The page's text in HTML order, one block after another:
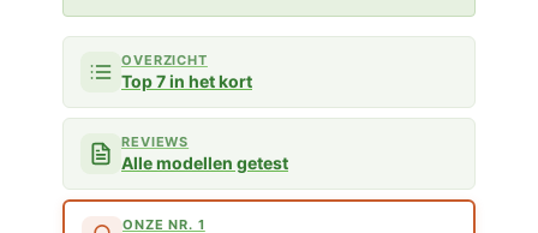
OVERZICHT
Top 7 in het kort
REVIEWS
Alle modellen getest
ONZE NR. 1